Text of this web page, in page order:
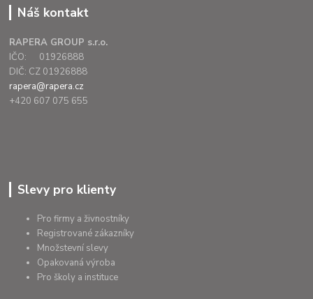
Náš kontakt
RAPERA GROUP s.r.o.
IČO: 01926888
DIČ: CZ 01926888
rapera@rapera.cz
+420 607 075 655
Slevy pro klienty
Pro firmy a živnostníky
Registrované zákazníky
Množstevní slevy
Opakovaná výroba
Pro školy a instituce